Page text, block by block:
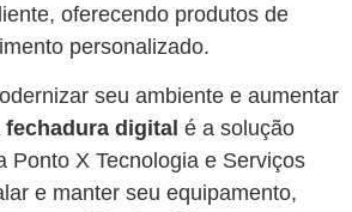
oferecendo produtos de
personalizado.
seu ambiente e aumentar
fechadura digital é a solução
Ponto X Tecnologia e Serviços
e manter seu equipamento,